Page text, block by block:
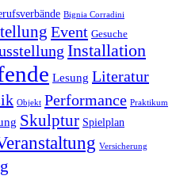
Bignia Corradini
Event Gesuche
Installation
Lesung Literatur
Objekt Performance Praktikum
Skulptur Spielplan
Versicherung